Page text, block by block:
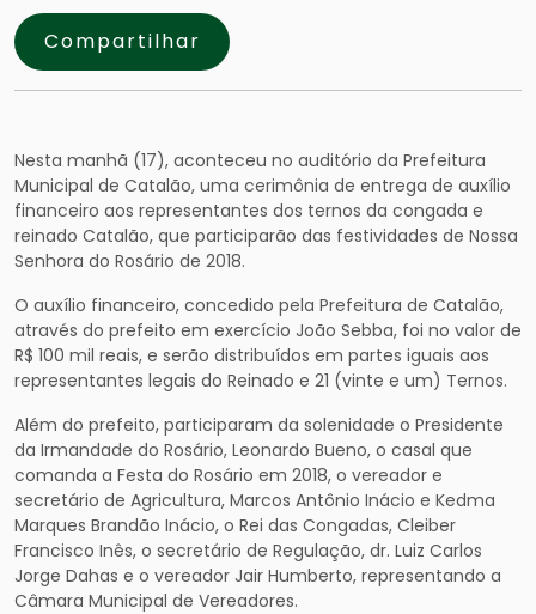
Compartilhar
Nesta manhã (17), aconteceu no auditório da Prefeitura
Municipal de Catalão, uma cerimônia de entrega de auxílio
financeiro aos representantes dos ternos da congada e
reinado Catalão, que participarão das festividades de Nossa
Senhora do Rosário de 2018.
O auxílio financeiro, concedido pela Prefeitura de Catalão,
através do prefeito em exercício João Sebba, foi no valor de
R$ 100 mil reais, e serão distribuídos em partes iguais aos
representantes legais do Reinado e 21 (vinte e um) Ternos.
Além do prefeito, participaram da solenidade o Presidente
da Irmandade do Rosário, Leonardo Bueno, o casal que
comanda a Festa do Rosário em 2018, o vereador e
secretário de Agricultura, Marcos Antônio Inácio e Kedma
Marques Brandão Inácio, o Rei das Congadas, Cleiber
Francisco Inês, o secretário de Regulação, dr. Luiz Carlos
Jorge Dahas e o vereador Jair Humberto, representando a
Câmara Municipal de Vereadores.